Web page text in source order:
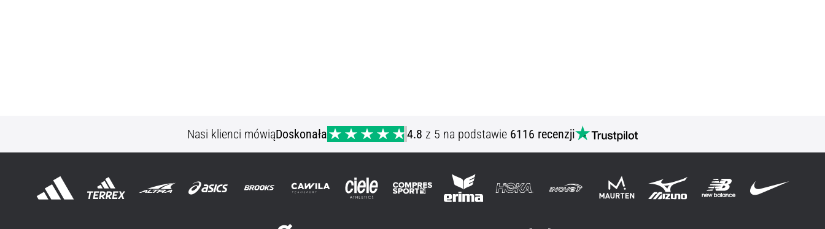
Nasi klienci mówiąDoskonała 4.8 z 5 na podstawie 6116 recenzji